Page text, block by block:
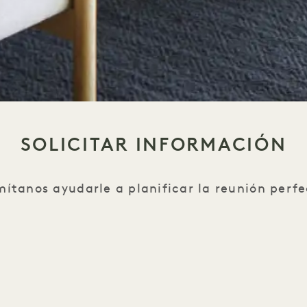
SOLICITAR INFORMACIÓN
ayudarle a planificar la reunión